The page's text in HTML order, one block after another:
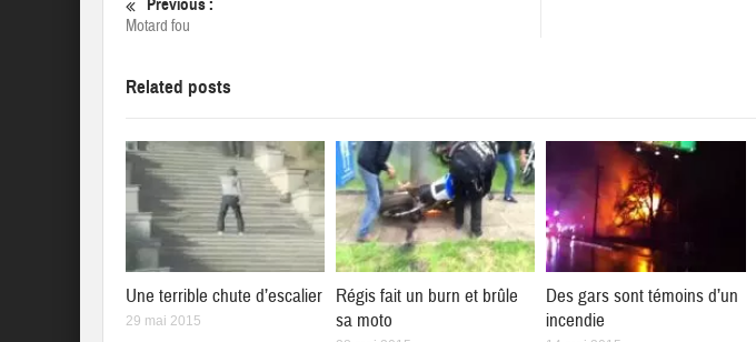
Previous :
Motard fou
Related posts
Une terrible chute d’escalier
29 mai 2015
Régis fait un burn et brûle
sa moto
Des gars sont témoins d’un
incendie